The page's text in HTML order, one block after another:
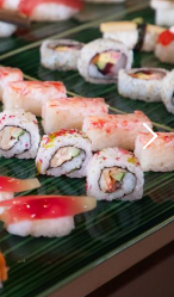
大人2名1室
税・手数料込
25,720円~
布団×4
日付を選択